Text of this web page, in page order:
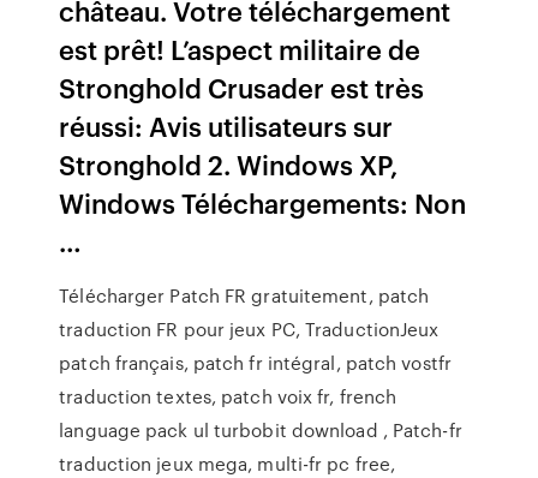
château. Votre téléchargement
est prêt! L’aspect militaire de
Stronghold Crusader est très
réussi: Avis utilisateurs sur
Stronghold 2. Windows XP,
Windows Téléchargements: Non
…
Télécharger Patch FR gratuitement, patch
traduction FR pour jeux PC, TraductionJeux
patch français, patch fr intégral, patch vostfr
traduction textes, patch voix fr, french
language pack ul turbobit download , Patch-fr
traduction jeux mega, multi-fr pc free,